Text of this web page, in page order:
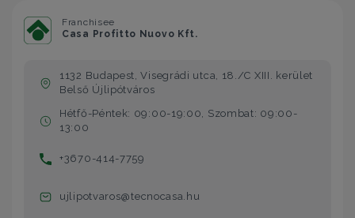
Franchisee
Casa Profitto Nuovo Kft.
1132 Budapest, Visegrádi utca, 18./C XIII. kerület
Belső Újlipótváros
Hétfő-Péntek: 09:00-19:00, Szombat: 09:00-
13:00
+3670-414-7759
ujlipotvaros@tecnocasa.hu